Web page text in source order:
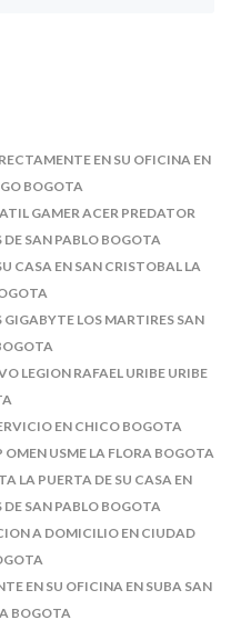
EN SU OFICINA EN
BOGOTA
GAMER ACER PREDATOR
DE SAN PABLO BOGOTA
CASA EN SAN CRISTOBAL LA
LOS MARTIRES SAN
LEGION RAFAEL URIBE URIBE
EN CHICO BOGOTA
USME LA FLORA BOGOTA
LA PUERTA DE SU CASA EN
DE SAN PABLO BOGOTA
A DOMICILIO EN CIUDAD
EN SU OFICINA EN SUBA SAN
BOGOTA